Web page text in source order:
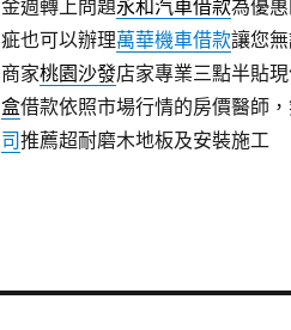
金週轉上問題永和汽車借款為優
疵也可以辦理萬華機車借款讓您
商家桃園沙發店家專業三點半貼
盒借款依照市場行情的房價醫師
司推薦超耐磨木地板及安裝施工